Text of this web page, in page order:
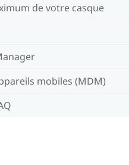
de votre casque
mobiles (MDM)